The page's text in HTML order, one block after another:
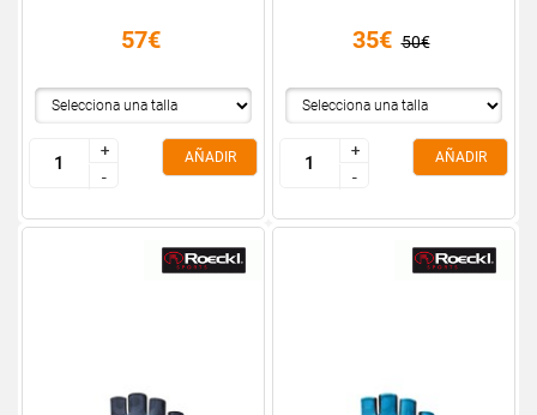
57€
+
-
+
-
AÑADIR
35€ 50€
+
-
+
-
AÑADIR